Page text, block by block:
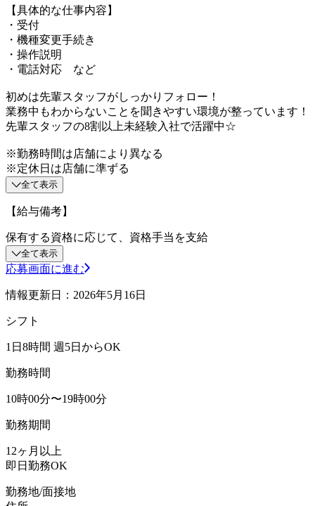
【具体的な仕事内容】
・受付
・機種変更手続き
・操作説明
・電話対応 など
初めは先輩スタッフがしっかりフォロー！
業務中もわからないことを聞きやすい環境が整っています！
先輩スタッフの8割以上未経験入社で活躍中☆
※勤務時間は店舗により異なる
※定休日は店舗に準ずる
全て表示
【給与備考】
保有する資格に応じて、資格手当を支給
全て表示
応募画面に進む
情報更新日：2026年5月16日
シフト
1日8時間 週5日からOK
勤務時間
10時00分〜19時00分
勤務期間
12ヶ月以上
即日勤務OK
勤務地/面接地